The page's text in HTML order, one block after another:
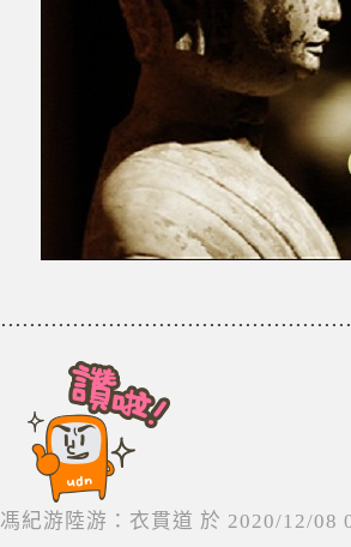
馮紀游陸游：衣貫道 於 2020/12/08